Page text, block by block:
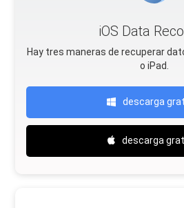
iOS Data
Hay tres maneras de recuperar
o iPad.
descarga
descarga